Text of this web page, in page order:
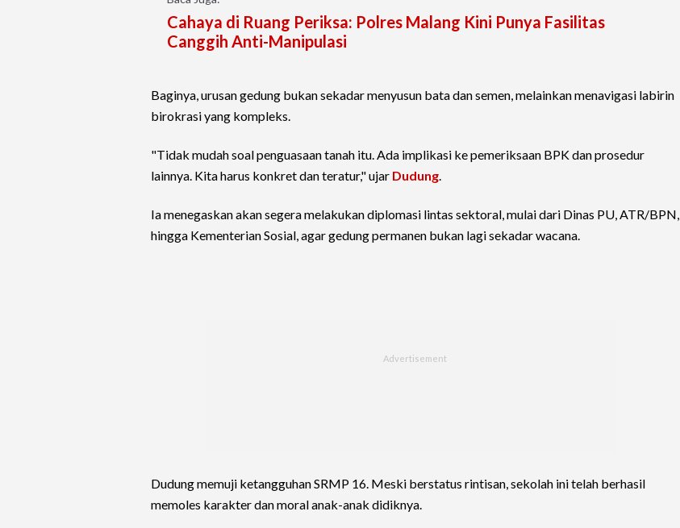
Cahaya di Ruang Periksa: Polres Malang Kini Punya Fasilitas
Canggih Anti-Manipulasi
Baginya, urusan gedung bukan sekadar menyusun bata dan semen, melainkan menavigasi labirin
birokrasi yang kompleks.
"Tidak mudah soal penguasaan tanah itu. Ada implikasi ke pemeriksaan BPK dan prosedur
lainnya. Kita harus konkret dan teratur," ujar Dudung.
Ia menegaskan akan segera melakukan diplomasi lintas sektoral, mulai dari Dinas PU, ATR/BPN,
hingga Kementerian Sosial, agar gedung permanen bukan lagi sekadar wacana.
Dudung memuji ketangguhan SRMP 16. Meski berstatus rintisan, sekolah ini telah berhasil
memoles karakter dan moral anak-anak didiknya.